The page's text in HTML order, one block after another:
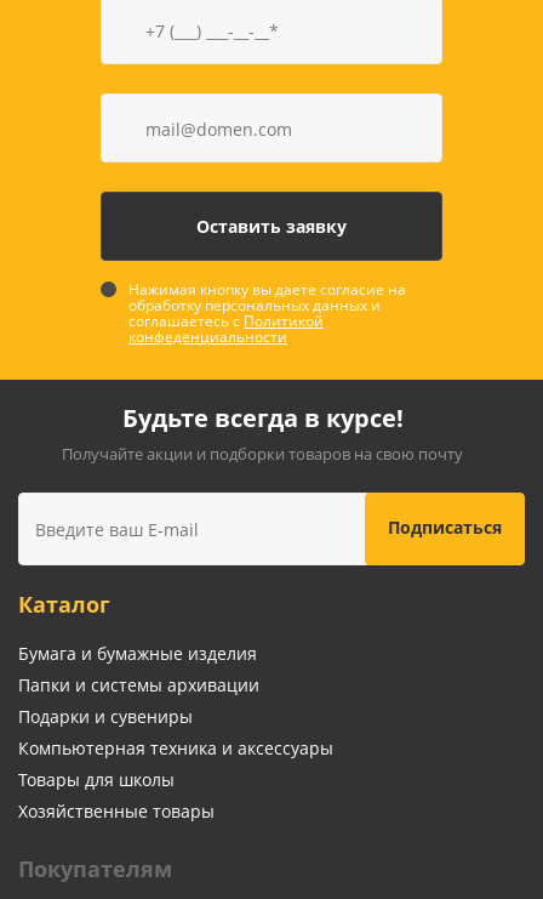
Нажимая кнопку вы даете согласие на
обработку персональных данных и
соглашаетесь с Политикой
конфеденциальности
Будьте всегда в курсе!
Получайте акции и подборки товаров на свою почту
Каталог
Бумага и бумажные изделия
Папки и системы архивации
Подарки и сувениры
Компьютерная техника и аксессуары
Товары для школы
Хозяйственные товары
Покупателям